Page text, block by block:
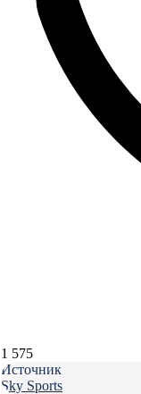
1 575
Источник
Sky Sports